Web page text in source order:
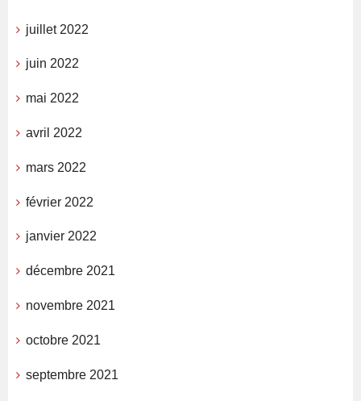
juillet 2022
juin 2022
mai 2022
avril 2022
mars 2022
février 2022
janvier 2022
décembre 2021
novembre 2021
octobre 2021
septembre 2021